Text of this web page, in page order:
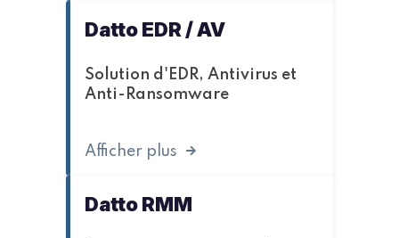
Datto EDR / AV
Solution d'EDR, Antivirus et
Anti-Ransomware
Afficher plus
Datto RMM